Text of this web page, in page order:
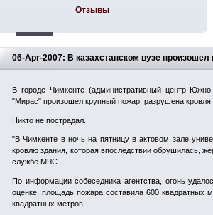
06-Apr-2007: В казахстанском вузе
В городе Чимкенте (административный центр
"Мирас" произошел крупный пожар, разрушена
Никто не пострадал.
"В Чимкенте в ночь на пятницу в актовом зале
кровлю здания, которая впоследствии обрушилась,
службе МЧС.
По информации собеседника агентства, огонь
оценке, площадь пожара составила 600
квадратных метров.
Отзывы